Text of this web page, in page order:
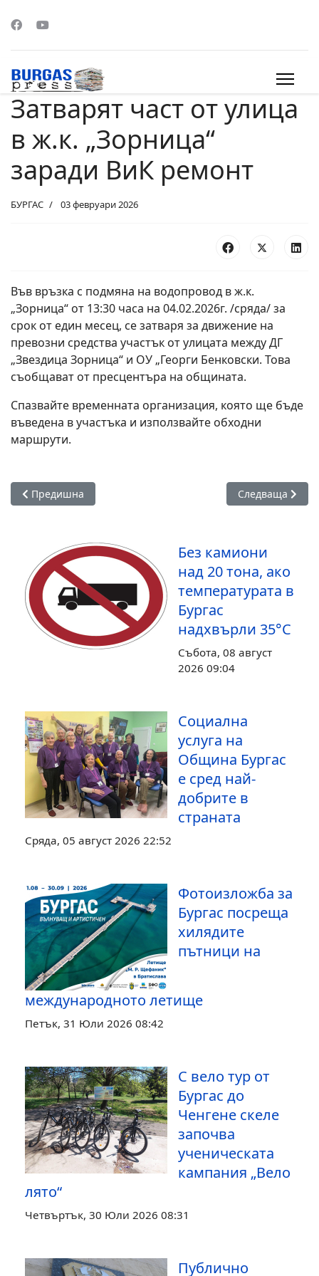
Затварят част от улица
в ж.к. „Зорница“
заради ВиК ремонт
БУРГАС 03 февруари 2026
Във връзка с подмяна на водопровод в ж.к.
„Зорница“ от 13:30 часа на 04.02.2026г. /сряда/ за
срок от един месец, се затваря за движение на
превозни средства участък от улицата между ДГ
„Звездица Зорница“ и ОУ „Георги Бенковски. Това
съобщават от пресцентъра на общината.
Спазвайте временната организация, която ще бъде
въведена в участъка и използвайте обходни
маршрути.
Предишна статия: Временно затварят част от паркинга
Предишна Следваща
Следваща
Без камиони
над 20 тона, ако
температурата в
Бургас
надхвърли 35°С
Събота, 08 август
2026 09:04
Социална
услуга на
Община Бургас
е сред най-
добрите в
страната
Сряда, 05 август 2026 22:52
Фотоизложба за
Бургас посреща
хилядите
пътници на
международното летище
Петък, 31 Юли 2026 08:42
С вело тур от
Бургас до
Ченгене скеле
започва
ученическата
кампания „Вело
лято“
Четвъртък, 30 Юли 2026 08:31
Публично